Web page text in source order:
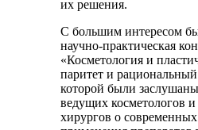
их решения.
С большим интересом
научно-практическая
«Косметология и
паритет и
которой были
ведущих косметологов и
хирургов о